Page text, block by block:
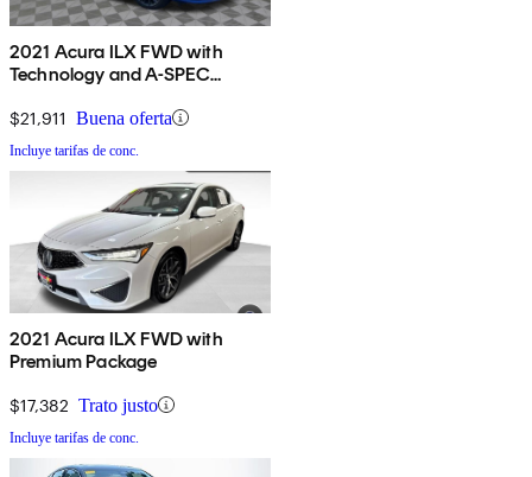
2021 Acura ILX FWD with
Technology and A-SPEC
$21,911 Buena oferta
Incluye tarifas de conc.
2021 Acura ILX FWD with
Premium Package
$17,382 Trato justo
Incluye tarifas de conc.